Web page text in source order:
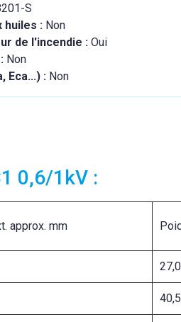
S
huiles : Non
de l'incendie : Oui
Non
Eca...) : Non
0,6/1kV :
approx. mm
27,0